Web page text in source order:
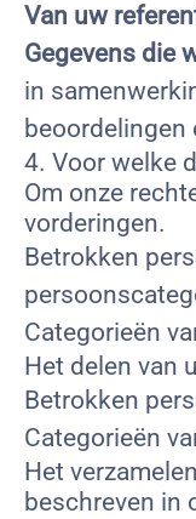
Van uw
Gegevens die
in
beoordelingen
4. Voor welke
Om onze
vorderingen.
Betrokken
Categorieën
Het delen van
Betrokken
Categorieën
Het
beschreven in